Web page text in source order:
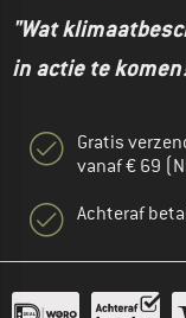
"Wat
in actie te
Gratis
vanaf € 69
Achteraf